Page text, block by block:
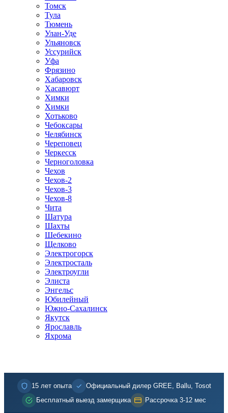
Томск
Тула
Тюмень
Улан-Уде
Ульяновск
Уссурийск
Уфа
Фрязино
Хабаровск
Хасавюрт
Химки
Химки
Хотьково
Чебоксары
Челябинск
Череповец
Черкесск
Черноголовка
Чехов
Чехов-2
Чехов-3
Чехов-8
Чита
Шатура
Шахты
Шебекино
Щелково
Электрогорск
Электросталь
Электроугли
Элиста
Энгельс
Юбилейный
Южно-Сахалинск
Якутск
Ярославль
Яхрома
15 лет опыта
Официальный дилер GREE, Ballu, Tosot
Бесплатный выезд замерщика
Рассрочка 3-12 мес